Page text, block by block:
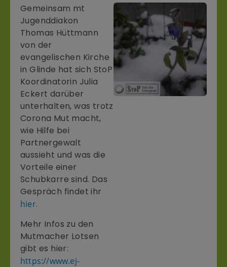
Gemeinsam mt
Jugenddiakon
Thomas Hüttmann
von der
evangelischen Kirche
in Glinde hat sich StoP
Koordinatorin Julia
Eckert darüber
unterhalten, was trotz
Corona Mut macht,
wie Hilfe bei
Partnergewalt
aussieht und was die
Vorteile einer
Schubkarre sind. Das
Gespräch findet ihr
hier.
Mehr Infos zu den
Mutmacher Lotsen
gibt es hier:
https://www.ej-